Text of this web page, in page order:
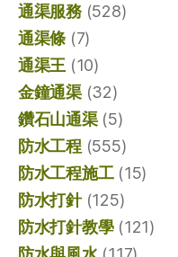
通渠服務(528)
通渠條 (7)
通渠王 (10)
金鐘通渠(32)
鑽石山通渠(5)
防水工程(555)
防水工程施工(15)
防水打針(125)
防水打針教學(121)